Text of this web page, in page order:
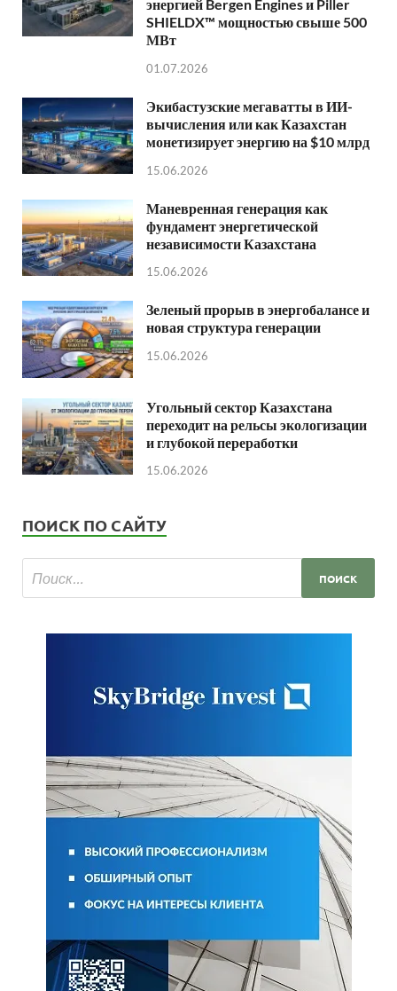
энергией Bergen Engines и Piller
SHIELDX™ мощностью свыше 500
МВт
01.07.2026
Экибастузские мегаватты в ИИ-
вычисления или как Казахстан
монетизирует энергию на $10 млрд
15.06.2026
Маневренная генерация как
фундамент энергетической
независимости Казахстана
15.06.2026
Зеленый прорыв в энергобалансе и
новая структура генерации
15.06.2026
Угольный сектор Казахстана
переходит на рельсы экологизации
и глубокой переработки
15.06.2026
ПОИСК ПО САЙТУ